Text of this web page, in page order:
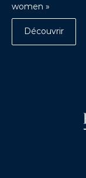
women »
Découvrir